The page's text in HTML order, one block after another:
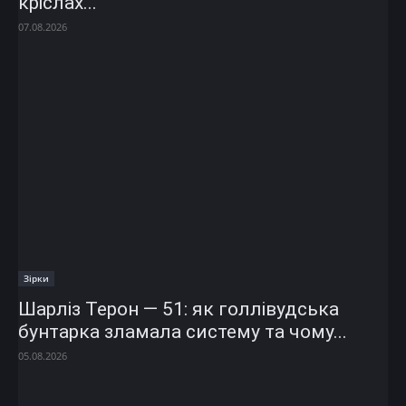
07.08.2026
Зірки
Шарліз Терон — 51: як голлівудська
бунтарка зламала систему та чому...
05.08.2026